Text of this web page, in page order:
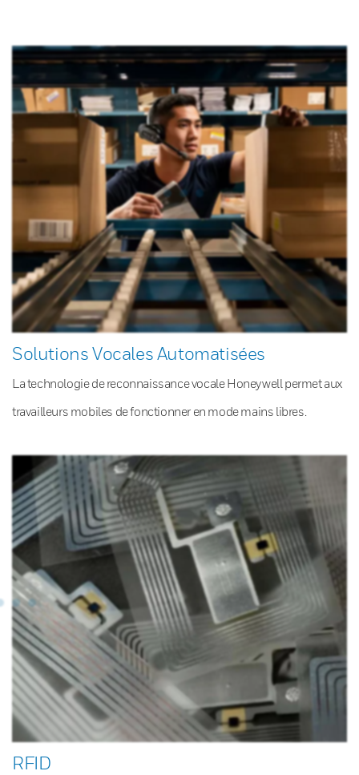
Solutions Vocales Automatisées
La technologie de reconnaissance vocale Honeywell permet aux
travailleurs mobiles de fonctionner en mode mains libres.
RFID